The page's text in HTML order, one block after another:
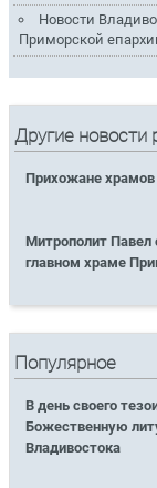
Новости
Приморской
Другие новости
Прихожане храмов
Митрополит
главном храме
Популярное
В день своего
Божественную
Владивостока